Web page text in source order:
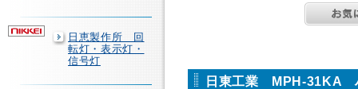
日恵製作所 回
転灯・表示灯・
信号灯
日東工業 MPH-31KA